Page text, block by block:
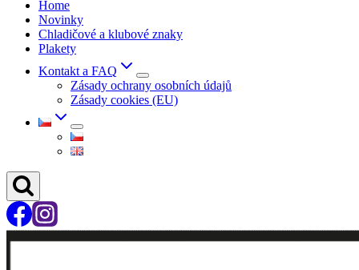
Home
Novinky
Chladičové a klubové znaky
Plakety
Kontakt a FAQ
Zásady ochrany osobních údajů
Zásady cookies (EU)